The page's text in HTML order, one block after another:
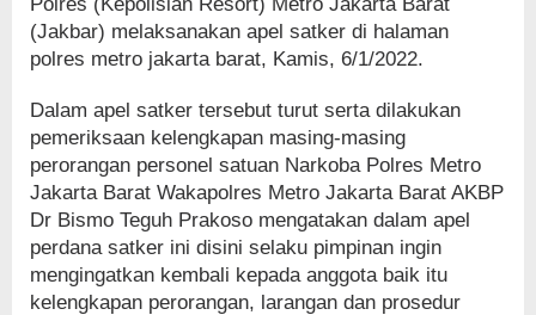
(Jakbar) melaksanakan apel satker di halaman
polres metro jakarta barat, Kamis, 6/1/2022.
Dalam apel satker tersebut turut serta dilakukan
pemeriksaan kelengkapan masing-masing
perorangan personel satuan Narkoba Polres Metro
Jakarta Barat Wakapolres Metro Jakarta Barat AKBP
Dr Bismo Teguh Prakoso mengatakan dalam apel
perdana satker ini disini selaku pimpinan ingin
mengingatkan kembali kepada anggota baik itu
kelengkapan perorangan, larangan dan prosedur